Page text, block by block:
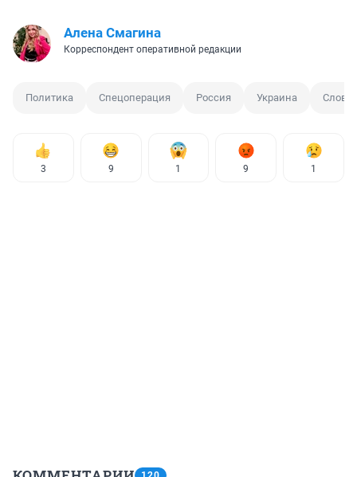
Алена Смагина
Корреспондент оперативной редакции
Политика Спецоперация Россия Украина
3 9 1 9 1